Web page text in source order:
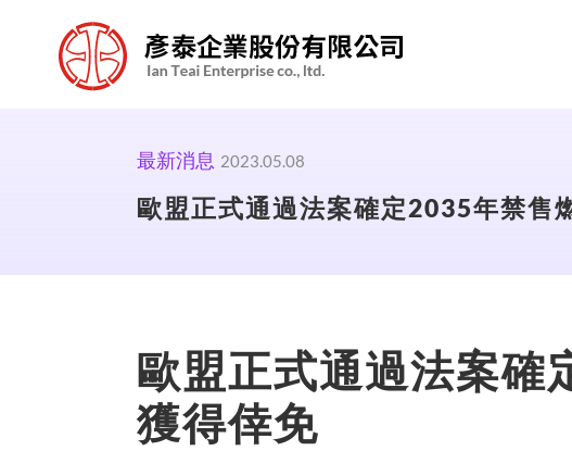
最新消息 2023.05.08
歐盟正式通過法案確定2035年禁售
歐盟正式通過法案確
獲得倖免